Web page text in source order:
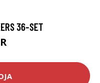
36-SET